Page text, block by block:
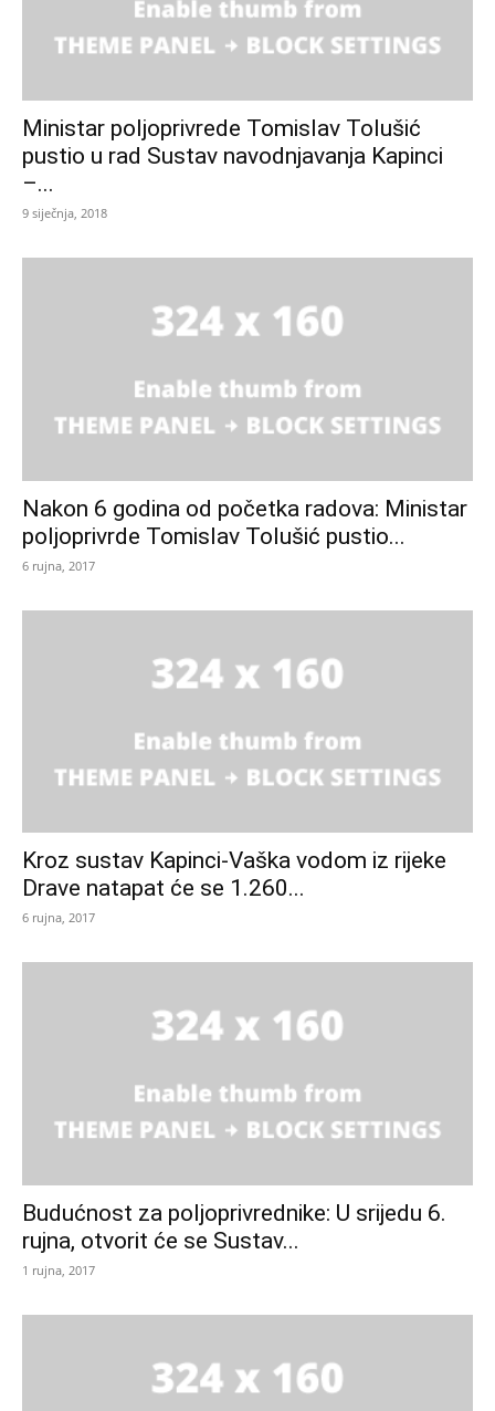
Ministar poljoprivrede Tomislav Tolušić
pustio u rad Sustav navodnjavanja Kapinci
–...
9 siječnja, 2018
Nakon 6 godina od početka radova: Ministar
poljoprivrde Tomislav Tolušić pustio...
6 rujna, 2017
Kroz sustav Kapinci-Vaška vodom iz rijeke
Drave natapat će se 1.260...
6 rujna, 2017
Budućnost za poljoprivrednike: U srijedu 6.
rujna, otvorit će se Sustav...
1 rujna, 2017